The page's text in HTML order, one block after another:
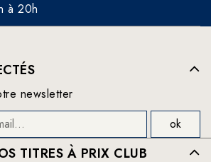
à 20h
newsletter
TITRES À PRIX CLUB